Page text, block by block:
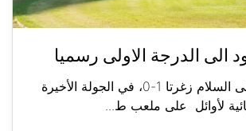
الى الدرجة الاولى رسميا
فوز طرابلس على السلام زغرتا 1-0، في الجولة الأخيرة
لأوائل على ملعب ط...